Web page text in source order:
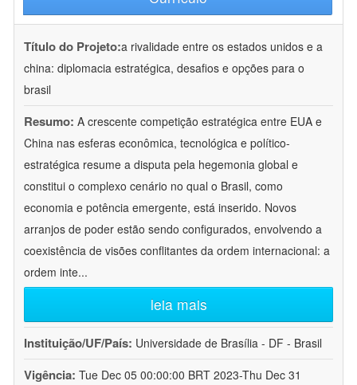
Título do Projeto:a rivalidade entre os estados unidos e a
china: diplomacia estratégica, desafios e opções para o
brasil
Resumo: A crescente competição estratégica entre EUA e
China nas esferas econômica, tecnológica e político-
estratégica resume a disputa pela hegemonia global e
constitui o complexo cenário no qual o Brasil, como
economia e potência emergente, está inserido. Novos
arranjos de poder estão sendo configurados, envolvendo a
coexistência de visões conflitantes da ordem internacional: a
ordem inte...
leia mais
Instituição/UF/País: Universidade de Brasília - DF - Brasil
Vigência: Tue Dec 05 00:00:00 BRT 2023-Thu Dec 31